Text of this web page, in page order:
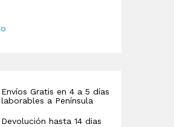
Envíos Gratis en 4 a 5 días
laborables a Península
Devolución hasta 14 dias